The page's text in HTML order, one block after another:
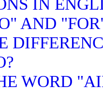
IN
AND
WORD